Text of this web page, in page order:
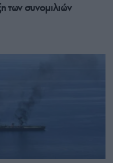
των συνομιλιών